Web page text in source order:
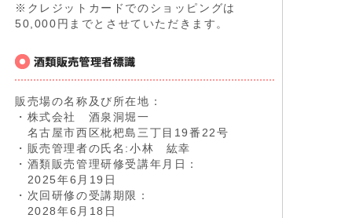
※クレジットカードでのショッピングは
50,000円までとさせていただきます。
販売場の名称及び所在地：
・株式会社 酒泉洞堀一
名古屋市西区枇杷島三丁目19番22号
・販売管理者の氏名:小林 紘幸
・酒類販売管理研修受講年月日：
2025年6月19日
・次回研修の受講期限：
2028年6月18日